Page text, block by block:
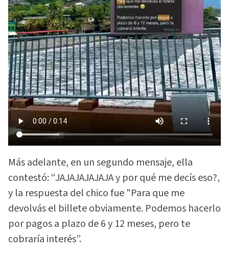
Más adelante, en un segundo mensaje, ella
contestó: “JAJAJAJAJAJA y por qué me decís eso?,
y la respuesta del chico fue "Para que me
devolvás el billete obviamente. Podemos hacerlo
por pagos a plazo de 6 y 12 meses, pero te
cobraría interés”.